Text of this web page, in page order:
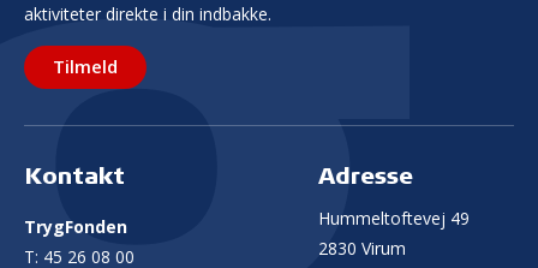
aktiviteter direkte i din indbakke.
Tilmeld
Kontakt
TrygFonden
T: 45 26 08 00
Adresse
Hummeltoftevej 49
2830 Virum